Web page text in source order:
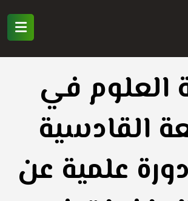
العلوم في
القادسية
علمية عن